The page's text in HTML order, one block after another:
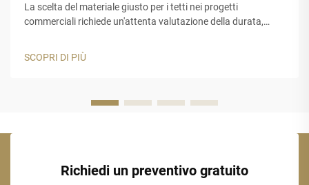
La scelta del materiale giusto per i tetti nei progetti
commerciali richiede un'attenta valutazione della durata,
paglia sintetica rappresenta una soluzione ideale per le
SCOPRI DI PIÙ
Richiedi un preventivo gratuito